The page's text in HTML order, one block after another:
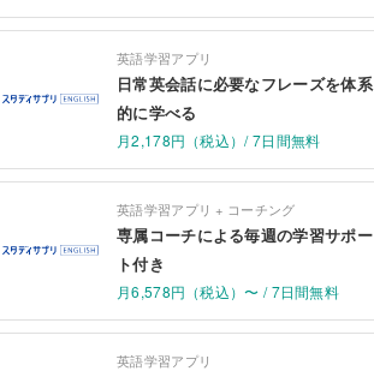
英語学習アプリ
日常英会話に必要なフレーズを体系
的に学べる
月2,178円（税込）/ 7日間無料
英語学習アプリ + コーチング
専属コーチによる毎週の学習サポー
ト付き
月6,578円（税込）〜 / 7日間無料
英語学習アプリ